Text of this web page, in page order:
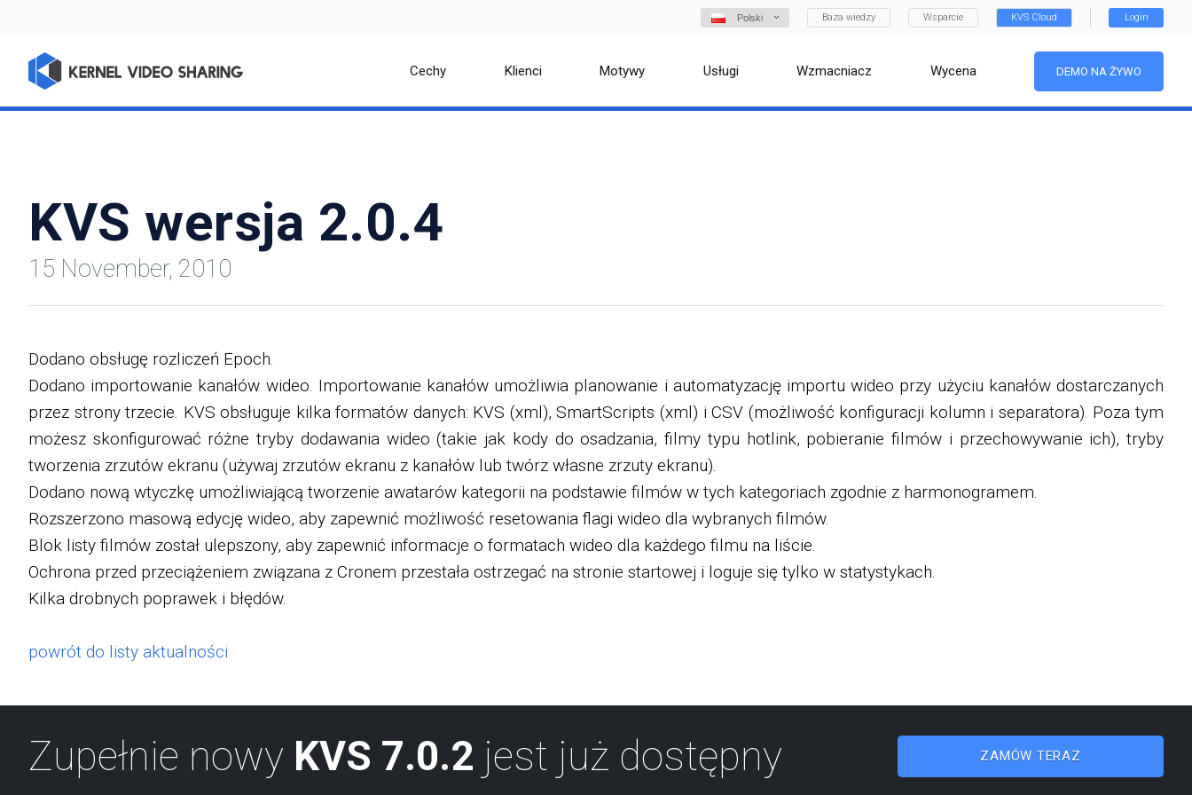
Polski Baza wiedzy Wsparcie KVS Cloud Login
Cechy Klienci Motywy Usługi Wzmacniacz Wycena DEMO NA ŻYWO
KVS wersja 2.0.4
15 November, 2010
Dodano obsługę rozliczeń Epoch.
Dodano importowanie kanałów wideo. Importowanie kanałów umożliwia planowanie i automatyzację importu wideo przy użyciu kanałów dostarczanych
przez strony trzecie. KVS obsługuje kilka formatów danych: KVS (xml), SmartScripts (xml) i CSV (możliwość konfiguracji kolumn i separatora). Poza tym
możesz skonfigurować różne tryby dodawania wideo (takie jak kody do osadzania, filmy typu hotlink, pobieranie filmów i przechowywanie ich), tryby
tworzenia zrzutów ekranu (używaj zrzutów ekranu z kanałów lub twórz własne zrzuty ekranu).
Dodano nową wtyczkę umożliwiającą tworzenie awatarów kategorii na podstawie filmów w tych kategoriach zgodnie z harmonogramem.
Rozszerzono masową edycję wideo, aby zapewnić możliwość resetowania flagi wideo dla wybranych filmów.
Blok listy filmów został ulepszony, aby zapewnić informacje o formatach wideo dla każdego filmu na liście.
Ochrona przed przeciążeniem związana z Cronem przestała ostrzegać na stronie startowej i loguje się tylko w statystykach.
Kilka drobnych poprawek i błędów.
powrót do listy aktualności
Zupełnie nowy KVS 7.0.2 jest już dostępny ZAMÓW TERAZ